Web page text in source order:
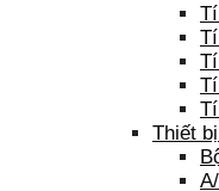
Thiết